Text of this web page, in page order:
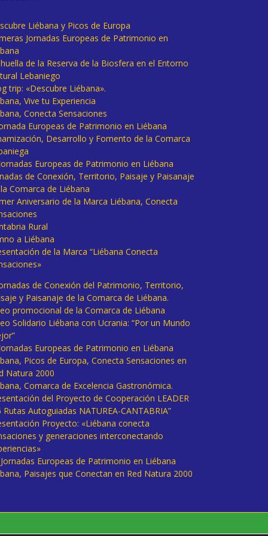
Liébana y Picos de Europa
Jornadas Europeas de Patrimonio en
de la Reserva de la Biosfera en el Entorno
Lebaniego
trip: «Descubre Liébana».
Vive tu Experiencia
Conecta Sensaciones
Europeas de Patrimonio en Liébana
Desarrollo y Fomento de la Comarca
Europeas de Patrimonio en Liébana
de Conexión, Territorio, Paisaje y Paisanaje
Comarca de Liébana
Aniversario de la Marca Liébana, Conecta
Rural
a Liébana
de la Marca “Liébana Conecta
de Conexión del Patrimonio, Territorio,
y Paisanaje de la Comarca de Liébana.
promocional de la Comarca de Liébana
Solidario Liébana con Ucrania: “Por un Mundo
Europeas de Patrimonio en Liébana
Picos de Europa, Conecta Sensaciones en
Natura 2000
Comarca de Excelencia Gastronómica.
del Proyecto de Cooperación LEADER
Rutas Autoguiadas NATUREA-CANTABRIA”
Proyecto: «Liébana conecta
y generaciones interconectando
Europeas de Patrimonio en Liébana
Paisajes que Conectan en Red Natura 2000